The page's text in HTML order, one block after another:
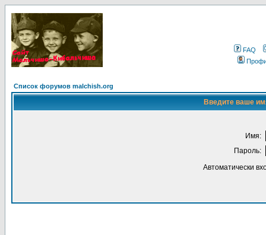
FAQ
Список форумов malchish.org
Введите ваше
Имя:
Пароль:
Автоматически